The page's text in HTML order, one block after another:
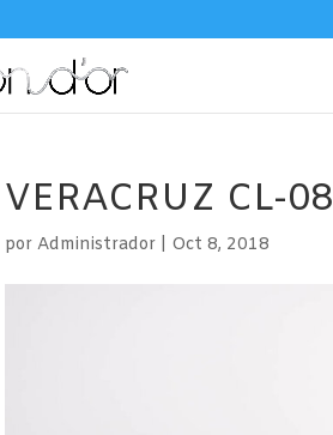
VERACRUZ CL-08
porAdministrador Oct 8, 2018